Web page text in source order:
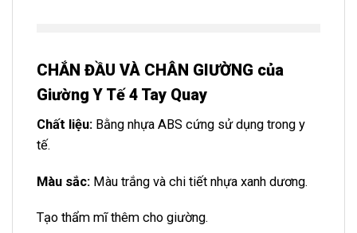
CHẮN ĐẦU VÀ CHÂN GIƯỜNG của
Giường Y Tế 4 Tay Quay
Chất liệu: Bằng nhựa ABS cứng sử dụng trong y
tế.
Màu sắc: Màu trắng và chi tiết nhựa xanh dương.
Tạo thẩm mĩ thêm cho giường.